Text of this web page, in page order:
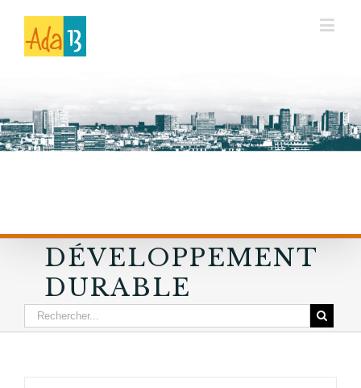
DÉVELOPPEMENT
DURABLE